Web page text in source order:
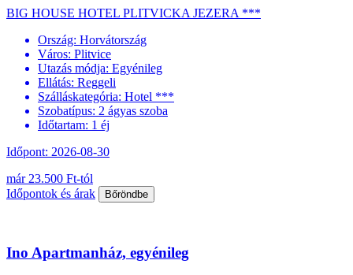
BIG HOUSE HOTEL PLITVICKA JEZERA ***
Ország: Horvátország
Város: Plitvice
Utazás módja: Egyénileg
Ellátás: Reggeli
Szálláskategória: Hotel ***
Szobatípus: 2 ágyas szoba
Időtartam: 1 éj
Időpont: 2026-08-30
már 23.500 Ft-tól
Időpontok és árak
Bőröndbe
Ino Apartmanház, egyénileg